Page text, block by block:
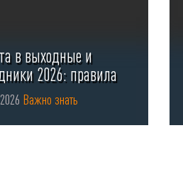
в выходные и
2026: правила
...
Важно знать